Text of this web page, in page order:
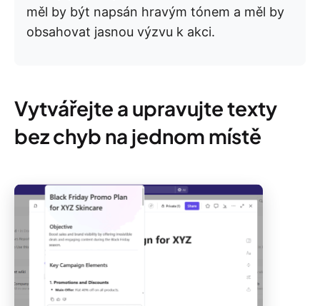
měl by být napsán hravým tónem a měl by
obsahovat jasnou výzvu k akci.
Vytvářejte a upravujte texty
bez chyb na jednom místě